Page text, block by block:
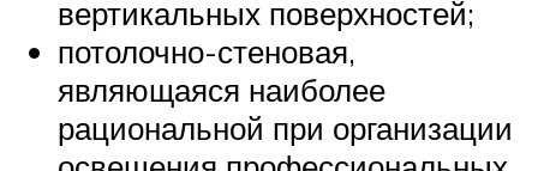
вертикальных поверхностей;
потолочно-стеновая,
являющаяся наиболее
рациональной при организации